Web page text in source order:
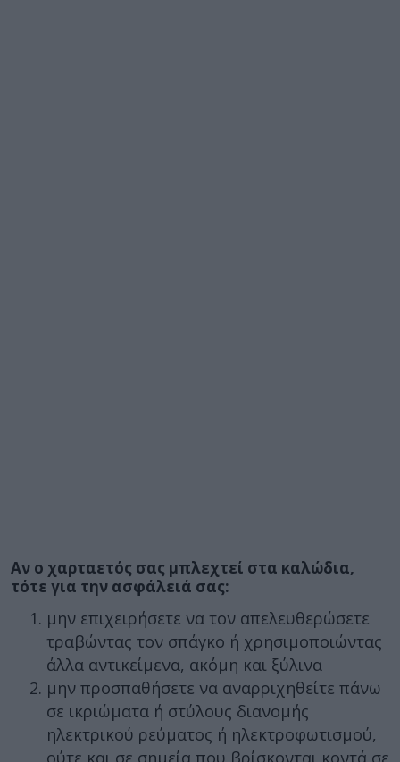
Αν ο χαρταετός σας μπλεχτεί στα καλώδια,
τότε για την ασφάλειά σας:
μην επιχειρήσετε να τον απελευθερώσετε
τραβώντας τον σπάγκο ή χρησιμοποιώντας
άλλα αντικείμενα, ακόμη και ξύλινα
μην προσπαθήσετε να αναρριχηθείτε πάνω
σε ικριώματα ή στύλους διανομής
ηλεκτρικού ρεύματος ή ηλεκτροφωτισμού,
ούτε και σε σημεία που βρίσκονται κοντά σε